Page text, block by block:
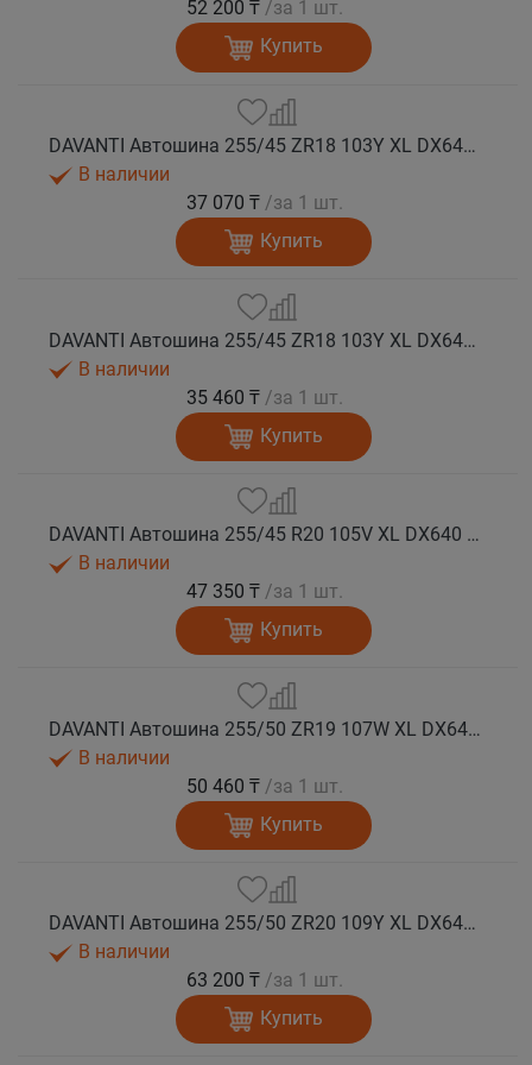
52 200 ₸ /за 1 шт.
Купить
DAVANTI Автошина 255/45 ZR18 103Y XL DX640 RPR лето (Таиланд)
В наличии
37 070 ₸ /за 1 шт.
Купить
DAVANTI Автошина 255/45 ZR18 103Y XL DX640 RPR лето
В наличии
35 460 ₸ /за 1 шт.
Купить
DAVANTI Автошина 255/45 R20 105V XL DX640 RPR лето (Таиланд)
В наличии
47 350 ₸ /за 1 шт.
Купить
DAVANTI Автошина 255/50 ZR19 107W XL DX640 RPR лето (Таиланд)
В наличии
50 460 ₸ /за 1 шт.
Купить
DAVANTI Автошина 255/50 ZR20 109Y XL DX640 RPR лето (Таиланд)
В наличии
63 200 ₸ /за 1 шт.
Купить